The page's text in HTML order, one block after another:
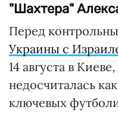
"Шахтера"
Перед
Украины с
14 августа в
недосчиталась
ключевых